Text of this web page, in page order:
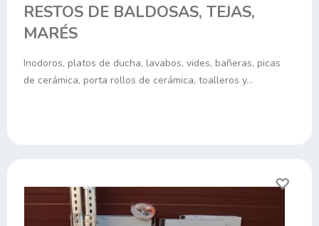
RESTOS DE BALDOSAS, TEJAS,
MARÉS
Inodoros, platos de ducha, lavabos, vides, bañeras, picas
de cerámica, porta rollos de cerámica, toalleros y…